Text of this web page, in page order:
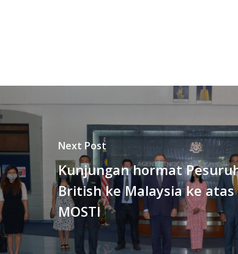
Next Post
Kunjungan hormat
British ke Malaysia ke
MOSTI